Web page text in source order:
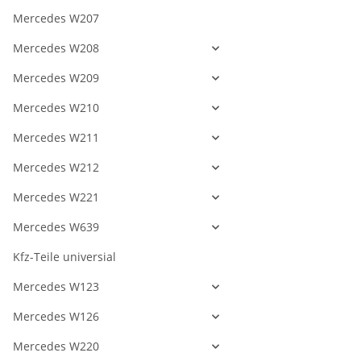
Mercedes W207
Mercedes W208
Mercedes W209
Mercedes W210
Mercedes W211
Mercedes W212
Mercedes W221
Mercedes W639
Kfz-Teile universial
Mercedes W123
Mercedes W126
Mercedes W220